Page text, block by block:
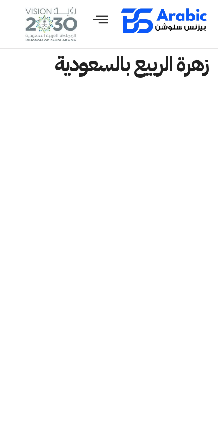
زهرة الربيع بالسعودية